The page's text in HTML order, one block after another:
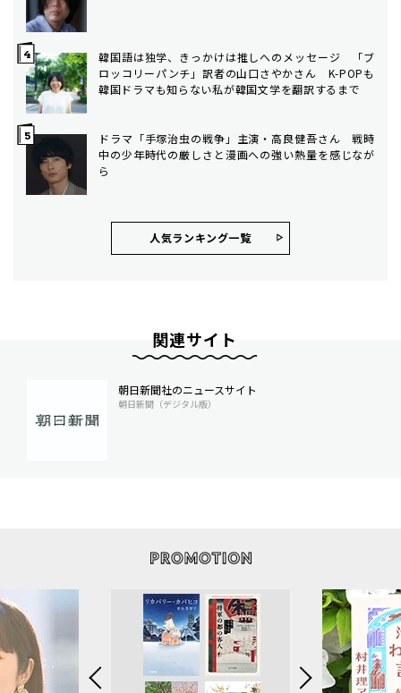
韓国語は独学、きっかけは推しへのメッセージ 「ブ
ロッコリーパンチ」訳者の山口さやかさん K-POPも
韓国ドラマも知らない私が韓国文学を翻訳するまで
ドラマ「手塚治虫の戦争」主演・高良健吾さん 戦時
中の少年時代の厳しさと漫画への強い熱量を感じなが
ら
人気ランキング⼀覧
関連サイト
朝日新聞社のニュースサイト
朝日新聞（デジタル版）